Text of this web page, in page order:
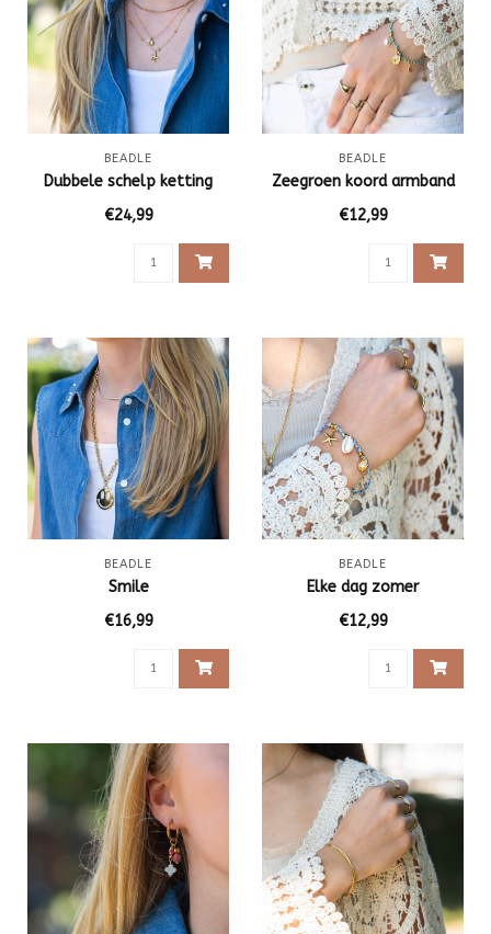
BEADLE
Dubbele schelp ketting
€24,99
BEADLE
Zeegroen koord armband
€12,99
BEADLE
Smile
€16,99
BEADLE
Elke dag zomer
€12,99